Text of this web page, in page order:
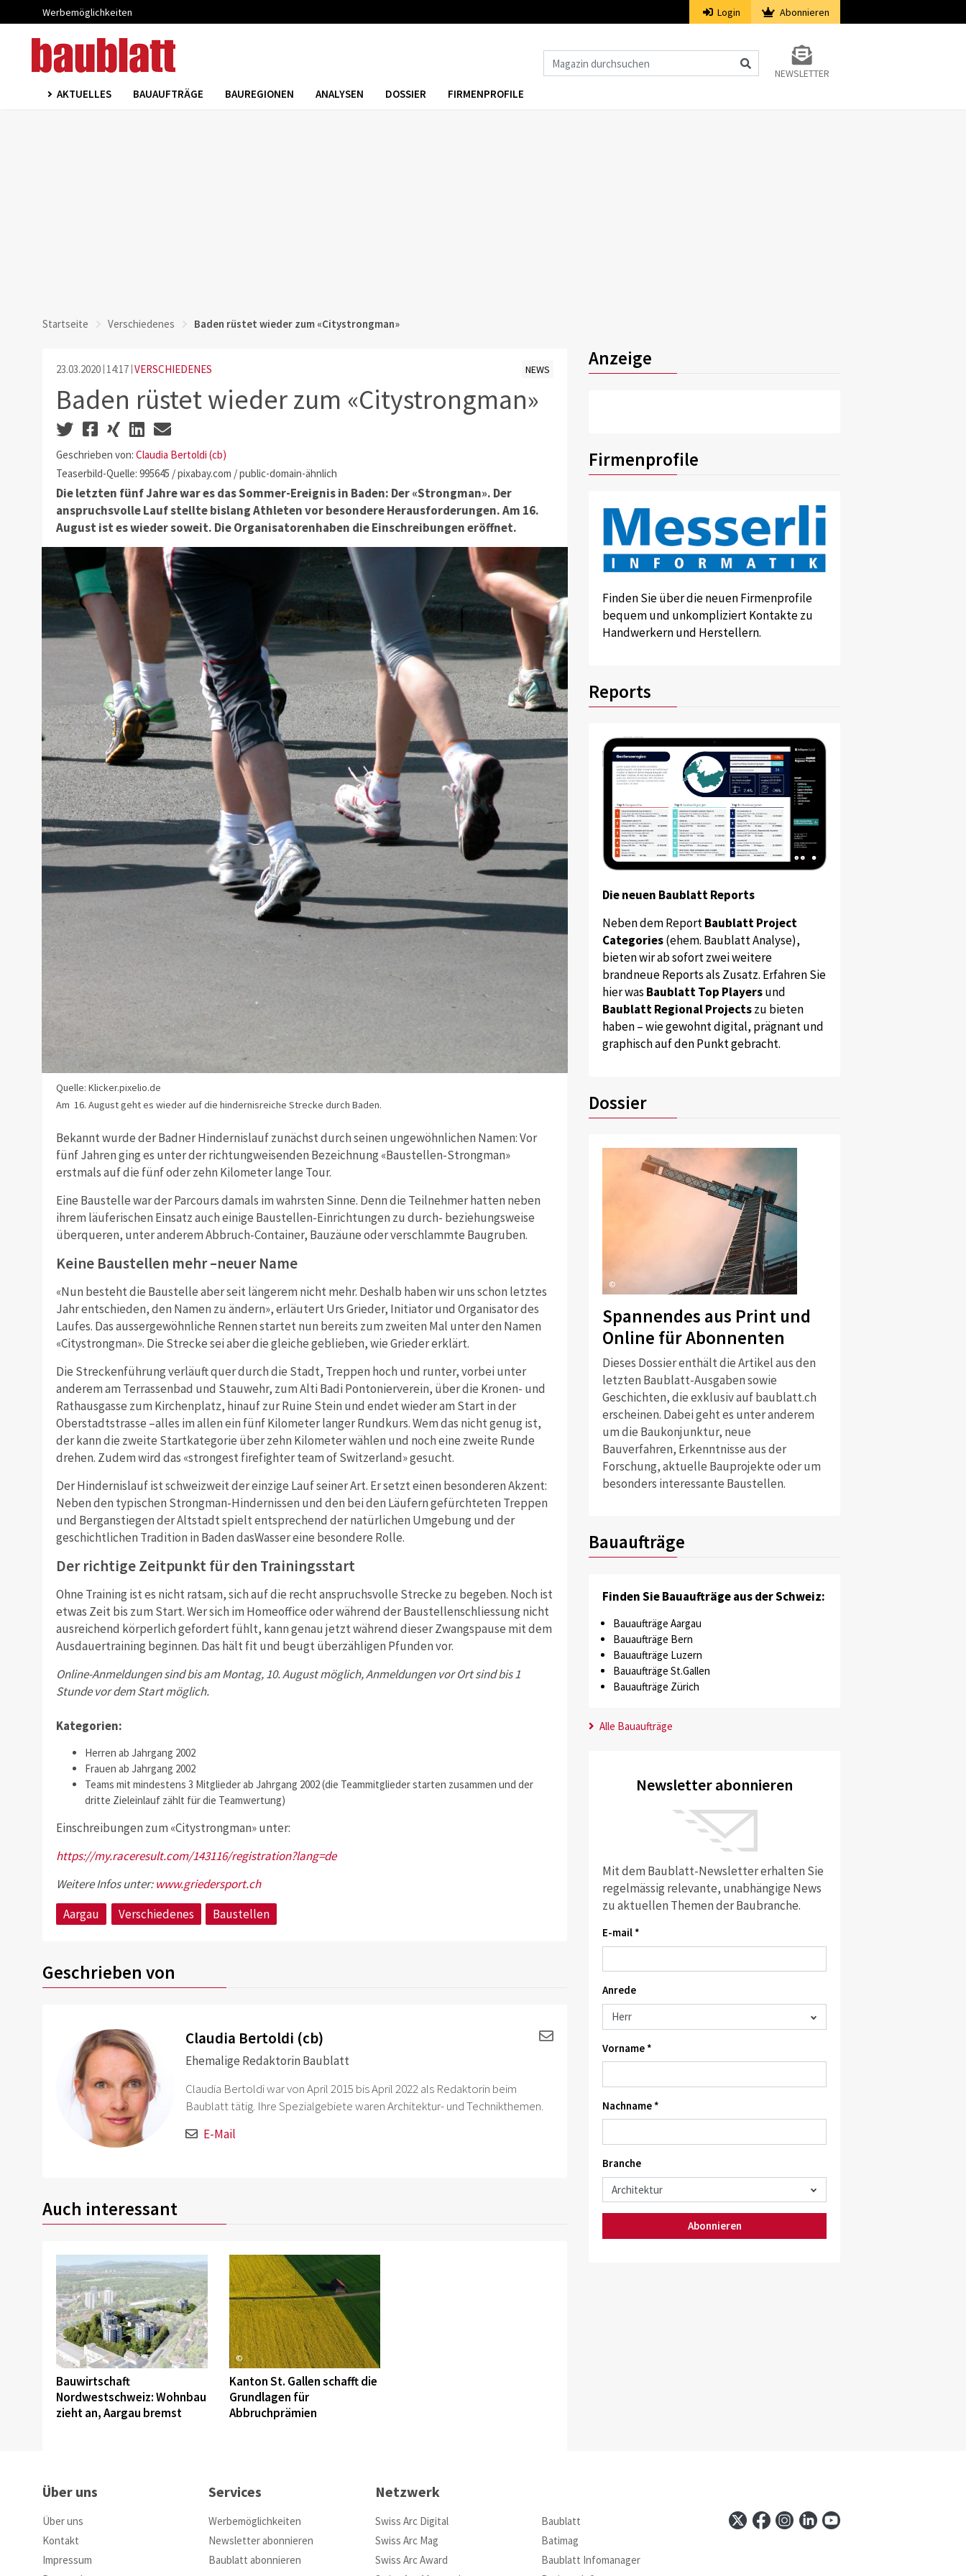
Werbemöglichkeiten Login Abonnieren
NEWSLETTER
AKTUELLES BAUAUFTRÄGE BAUREGIONEN ANALYSEN DOSSIER FIRMENPROFILE
Startseite Verschiedenes Baden rüstet wieder zum «Citystrongman»
23.03.2020 14:17 VERSCHIEDENES NEWS
Baden rüstet wieder zum «Citystrongman»
Geschrieben von: Claudia Bertoldi (cb)
Teaserbild-Quelle: 995645 / pixabay.com / public-domain-ähnlich
Die letzten fünf Jahre war es das Sommer-Ereignis in Baden: Der «Strongman». Der
anspruchsvolle Lauf stellte bislang Athleten vor besondere Herausforderungen. Am 16.
August ist es wieder soweit. Die Organisatorenhaben die Einschreibungen eröffnet.
Quelle: Klicker.pixelio.de
Am 16. August geht es wieder auf die hindernisreiche Strecke durch Baden.
Bekannt wurde der Badner Hindernislauf zunächst durch seinen ungewöhnlichen Namen: Vor
fünf Jahren ging es unter der richtungweisenden Bezeichnung «Baustellen-Strongman»
erstmals auf die fünf oder zehn Kilometer lange Tour.
Eine Baustelle war der Parcours damals im wahrsten Sinne. Denn die Teilnehmer hatten neben
ihrem läuferischen Einsatz auch einige Baustellen-Einrichtungen zu durch- beziehungsweise
überqueren, unter anderem Abbruch-Container, Bauzäune oder verschlammte Baugruben.
Keine Baustellen mehr –neuer Name
«Nun besteht die Baustelle aber seit längerem nicht mehr. Deshalb haben wir uns schon letztes
Jahr entschieden, den Namen zu ändern», erläutert Urs Grieder, Initiator und Organisator des
Laufes. Das aussergewöhnliche Rennen startet nun bereits zum zweiten Mal unter den Namen
«Citystrongman». Die Strecke sei aber die gleiche geblieben, wie Grieder erklärt.
Die Streckenführung verläuft quer durch die Stadt, Treppen hoch und runter, vorbei unter
anderem am Terrassenbad und Stauwehr, zum Alti Badi Pontonierverein, über die Kronen- und
Rathausgasse zum Kirchenplatz, hinauf zur Ruine Stein und endet wieder am Start in der
Oberstadtstrasse –alles im allen ein fünf Kilometer langer Rundkurs. Wem das nicht genug ist,
der kann die zweite Startkategorie über zehn Kilometer wählen und noch eine zweite Runde
drehen. Zudem wird das «strongest firefighter team of Switzerland» gesucht.
Der Hindernislauf ist schweizweit der einzige Lauf seiner Art. Er setzt einen besonderen Akzent:
Neben den typischen Strongman-Hindernissen und den bei den Läufern gefürchteten Treppen
und Berganstiegen der Altstadt spielt entsprechend der natürlichen Umgebung und der
geschichtlichen Tradition in Baden dasWasser eine besondere Rolle.
Der richtige Zeitpunkt für den Trainingsstart
Ohne Training ist es nicht ratsam, sich auf die recht anspruchsvolle Strecke zu begeben. Noch ist
etwas Zeit bis zum Start. Wer sich im Homeoffice oder während der Baustellenschliessung nicht
ausreichend körperlich gefordert fühlt, kann genau jetzt während dieser Zwangspause mit dem
Ausdauertraining beginnen. Das hält fit und beugt überzähligen Pfunden vor.
Online-Anmeldungen sind bis am Montag, 10. August möglich, Anmeldungen vor Ort sind bis 1
Stunde vor dem Start möglich.
Kategorien:
Herren ab Jahrgang 2002
Frauen ab Jahrgang 2002
Teams mit mindestens 3 Mitglieder ab Jahrgang 2002 (die Teammitglieder starten zusammen und der
dritte Zieleinlauf zählt für die Teamwertung)
Einschreibungen zum «Citystrongman» unter:
https://my.raceresult.com/143116/registration?lang=de
Weitere Infos unter:www.griedersport.ch
Aargau
Verschiedenes Baustellen
Geschrieben von
Claudia Bertoldi (cb)
Ehemalige Redaktorin Baublatt
Claudia Bertoldi war von April 2015 bis April 2022 als Redaktorin beim
Baublatt tätig. Ihre Spezialgebiete waren Architektur- und Technikthemen.
E-Mail
Auch interessant
©
Bauwirtschaft
Nordwestschweiz: Wohnbau
zieht an, Aargau bremst
©
Kanton St. Gallen schafft die
Grundlagen für
Abbruchprämien
Anzeige
Firmenprofile
Finden Sie über die neuen Firmenprofile
bequem und unkompliziert Kontakte zu
Handwerkern und Herstellern.
Reports
Die neuen Baublatt Reports
Neben dem ReportBaublatt Project
Categories(ehem. Baublatt Analyse),
bieten wir ab sofort zwei weitere
brandneue Reports als Zusatz. Erfahren Sie
hier was Baublatt Top Playersund
Baublatt Regional Projectszu bieten
haben – wie gewohnt digital, prägnant und
graphisch auf den Punkt gebracht.
Dossier
©
Spannendes aus Print und
Online für Abonnenten
Dieses Dossier enthält die Artikel aus den
letzten Baublatt-Ausgaben sowie
Geschichten, die exklusiv auf baublatt.ch
erscheinen. Dabei geht es unter anderem
um die Baukonjunktur, neue
Bauverfahren, Erkenntnisse aus der
Forschung, aktuelle Bauprojekte oder um
besonders interessante Baustellen.
Bauaufträge
Finden Sie Bauaufträge aus der Schweiz:
Bauaufträge Aargau
Bauaufträge Bern
Bauaufträge Luzern
Bauaufträge St.Gallen
Bauaufträge Zürich
Alle Bauaufträge
Newsletter abonnieren
Mit dem Baublatt-Newsletter erhalten Sie
regelmässig relevante, unabhängige News
zu aktuellen Themen der Baubranche.
E-mail *
Anrede
Vorname *
Nachname *
Branche
Abonnieren
Über uns
Über uns
Kontakt
Impressum
Services
Werbemöglichkeiten
Newsletter abonnieren
Baublatt abonnieren
Netzwerk
Swiss Arc Digital
Swiss Arc Mag
Swiss Arc Award
Baublatt
Batimag
Baublatt Infomanager